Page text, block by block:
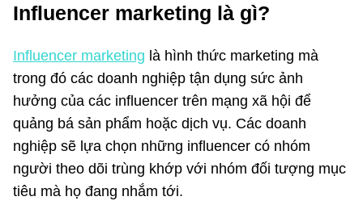
Influencer marketing là gì?
Influencer marketing là hình thức marketing mà
trong đó các doanh nghiệp tận dụng sức ảnh
hưởng của các influencer trên mạng xã hội để
quảng bá sản phẩm hoặc dịch vụ. Các doanh
nghiệp sẽ lựa chọn những influencer có nhóm
người theo dõi trùng khớp với nhóm đối tượng mục
tiêu mà họ đang nhắm tới.